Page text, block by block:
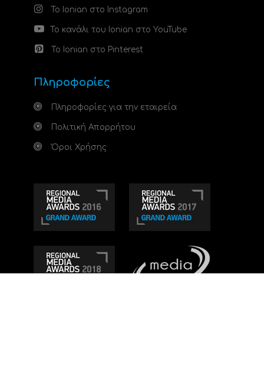
Το Ionian στο Instagram
Το κανάλι του Ionian στο YouTube
Το Ionian στο Pinterest
Πληροφορίες
Πληροφορίες για την εταιρεία
Πολιτική Απορρήτου
Όροι Χρήσης